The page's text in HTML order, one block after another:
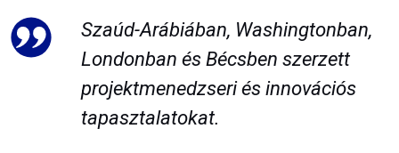
Szaúd-Arábiában, Washingtonban,
Londonban és Bécsben szerzett
projektmenedzseri és innovációs
tapasztalatokat.